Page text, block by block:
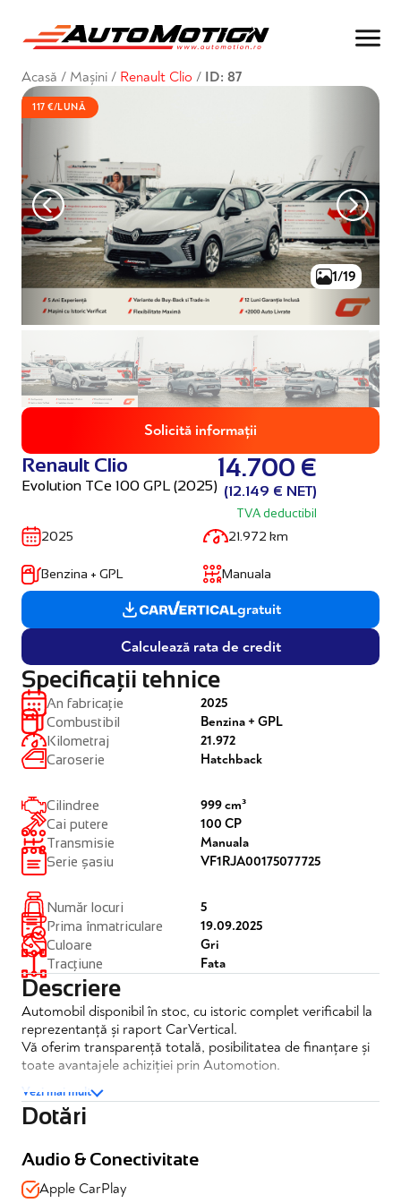
Acasă / Mașini / Renault Clio / ID: 87
117 €/LUNĂ
1/19
Solicită informații
Renault Clio
Evolution TCe 100 GPL (2025)
14.700 €
(12.149 € NET)
TVA deductibil
2025 21.972 km
Benzina + GPL Manuala
Calculează rata de credit
gratuit
Specificații tehnice
An fabricație
Combustibil
Kilometraj
Caroserie
2025
Benzina + GPL
21.972
Hatchback
Cilindree
Cai putere
Transmisie
Serie șasiu
999 cm³
100 CP
Manuala
VF1RJA00175077725
Număr locuri
Prima înmatriculare
Culoare
Tracțiune
5
19.09.2025
Gri
Fata
Descriere
Automobil disponibil în stoc, cu istoric complet verificabil la
reprezentanță și raport CarVertical.
Vă oferim transparență totală, posibilitatea de finanțare și
toate avantajele achiziției prin Automotion.
Renault Clio
✔️Garantie de fabrica valabila
Vezi mai mult
Dotări
Audio & Conectivitate
Apple CarPlay